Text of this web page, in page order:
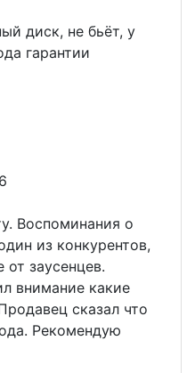
диск, не бьёт, у
гарантии
Воспоминания о
из конкурентов,
от заусенцев.
внимание какие
сказал что
Рекомендую